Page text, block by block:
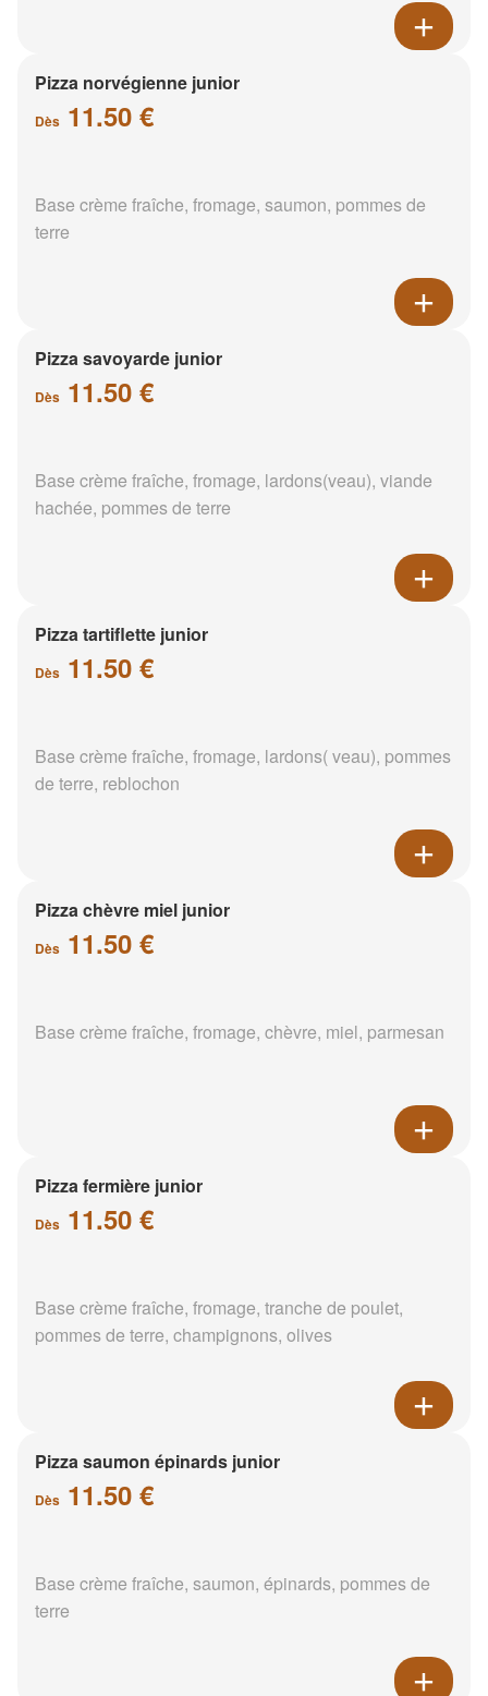
Pizza norvégienne junior
Dès 11.50 €
Base crème fraîche, fromage, saumon, pommes de
terre
Pizza savoyarde junior
Dès 11.50 €
Base crème fraîche, fromage, lardons(veau), viande
hachée, pommes de terre
Pizza tartiflette junior
Dès 11.50 €
Base crème fraîche, fromage, lardons( veau), pommes
de terre, reblochon
Pizza chèvre miel junior
Dès 11.50 €
Base crème fraîche, fromage, chèvre, miel, parmesan
Pizza fermière junior
Dès 11.50 €
Base crème fraîche, fromage, tranche de poulet,
pommes de terre, champignons, olives
Pizza saumon épinards junior
Dès 11.50 €
Base crème fraîche, saumon, épinards, pommes de
terre